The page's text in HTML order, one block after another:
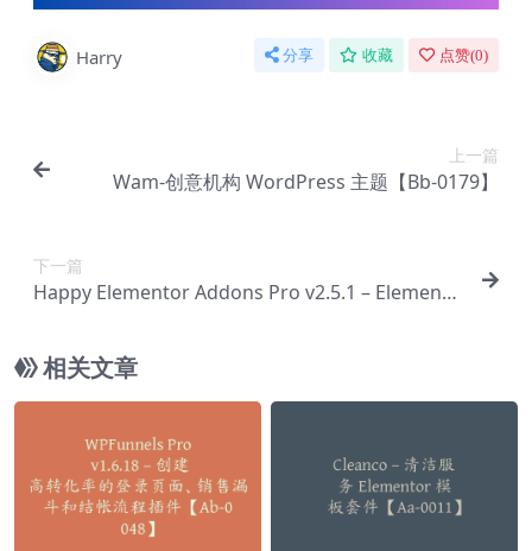
Harry 分享 收藏 点赞(0)
上一篇
Wam-创意机构 WordPress 主题【Bb-0179】
下一篇
Happy Elementor Addons Pro v2.5.1 – Elemento
相关文章